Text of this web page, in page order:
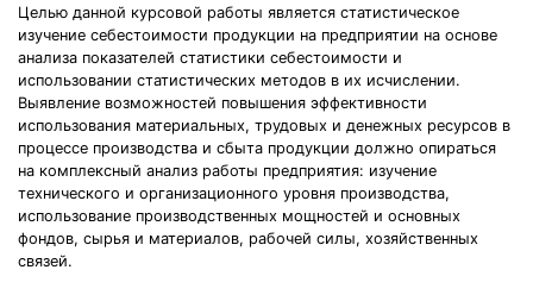
Целью данной курсовой работы является статистическое
изучение себестоимости продукции на предприятии на основе
анализа показателей статистики себестоимости и
использовании статистических методов в их исчислении.
Выявление возможностей повышения эффективности
использования материальных, трудовых и денежных ресурсов в
процессе производства и сбыта продукции должно опираться
на комплексный анализ работы предприятия: изучение
технического и организационного уровня производства,
использование производственных мощностей и основных
фондов, сырья и материалов, рабочей силы, хозяйственных
связей.